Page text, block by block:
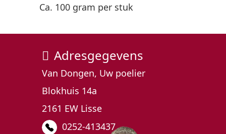
Ca. 100 gram per stuk
Adresgegevens
Van Dongen, Uw poelier
Blokhuis 14a
2161 EW Lisse
0252-413437